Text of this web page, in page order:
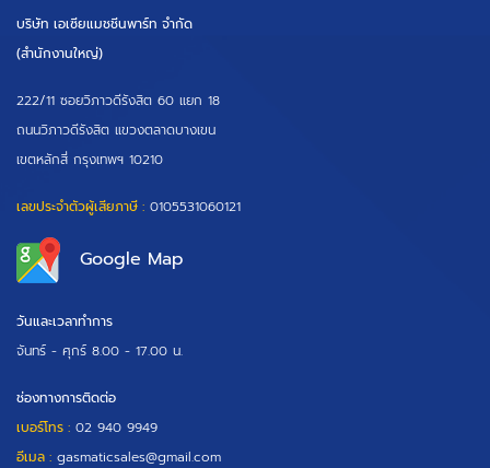
บริษัท เอเซียแมชชีนพาร์ท จำกัด
(สำนักงานใหญ่)
222/11 ซอยวิภาวดีรังสิต 60 แยก 18
ถนนวิภาวดีรังสิต แขวงตลาดบางเขน
เขตหลักสี่ กรุงเทพฯ 10210
เลขประจำตัวผู้เสียภาษี : 0105531060121
Google Map
วันและเวลาทำการ
จันทร์ - ศุกร์ 8.00 - 17.00 น.
ช่องทางการติดต่อ
เบอร์โทร : 02 940 9949
อีเมล : gasmaticsales@gmail.com